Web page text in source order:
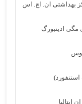
بهداشتی ان. اچ. اس
ادینبورگ
ایتالیا